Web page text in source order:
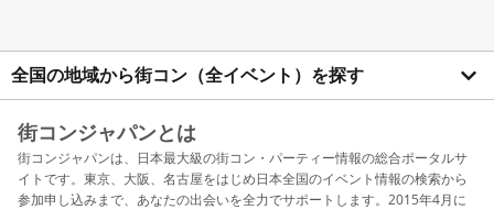
全国の地域から街コン（全イベント）を探す
街コンジャパンとは
街コンジャパンは、日本最大級の街コン・パーティー情報の総合ポータルサ
イトです。東京、大阪、名古屋をはじめ日本全国のイベント情報の検索から
参加申し込みまで、あなたの出会いを全力でサポートします。2015年4月に